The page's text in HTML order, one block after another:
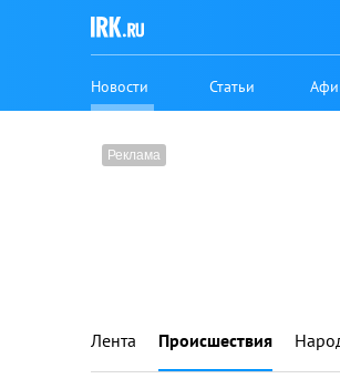
Новости Статьи
Лента Происшествия